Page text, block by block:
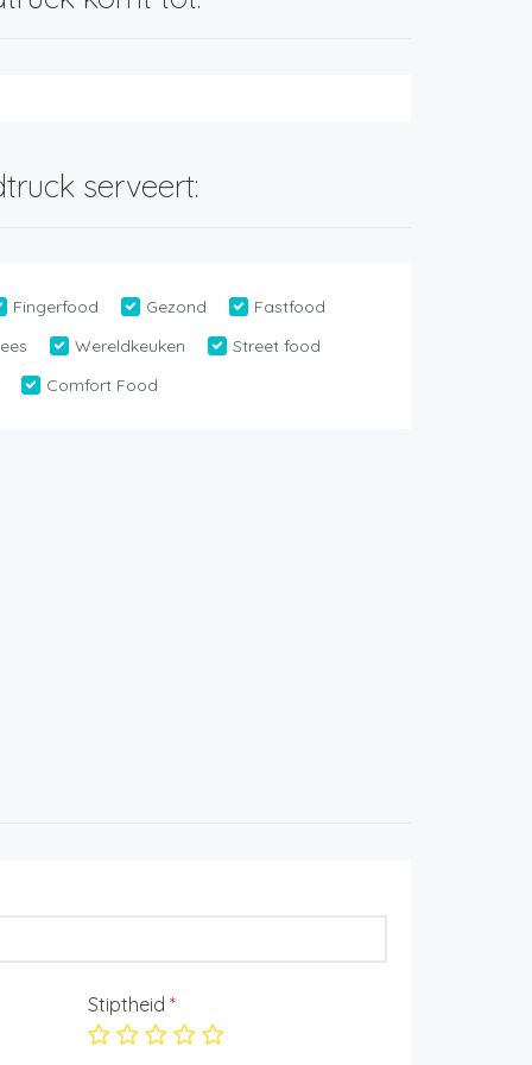
serveert:
Fingerfood Gezond
Fastfood
Wereldkeuken
Street food
Comfort Food
Stiptheid *